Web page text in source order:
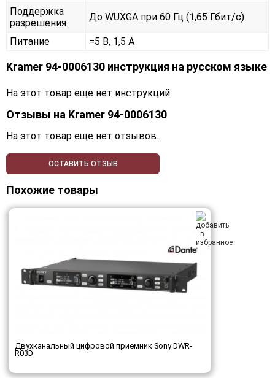
Поддержка
разрешения
До WUXGA при 60 Гц (1,65 Гбит/с)
Питание =5 В, 1,5 А
Kramer 94-0006130 инструкция на русском языке
На этот товар еще нет инструкций
Отзывы на Kramer 94-0006130
На этот товар еще нет отзывов.
ОСТАВИТЬ ОТЗЫВ
Похожие товары
Двухканальный цифровой приемник Sony DWR-
R03D